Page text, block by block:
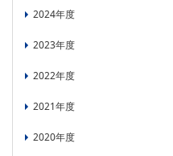
2024年度
2023年度
2022年度
2021年度
2020年度